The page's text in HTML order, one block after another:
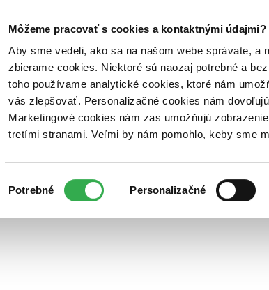
Môžeme pracovať s cookies a kontaktnými údajmi?
Aby sme vedeli, ako sa na našom webe správate, a
zbierame cookies. Niektoré sú naozaj potrebné a
toho používame analytické cookies, ktoré nám
vás zlepšovať. Personalizačné cookies nám
Marketingové cookies nám zas umožňujú
tretími stranami. Veľmi by nám pomohlo, keby sme
súhlasu
Potrebné Personalizačné
Poukážky Kontakt